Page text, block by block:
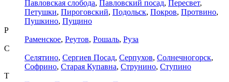
Павловская слобода, Павловский посад, Пересвет,
Петушки, Пироговский, Подольск, Покров, Протвино,
Пушкино, Пущино
Р
Раменское, Реутов, Рошаль, Руза
С
Селятино, Сергиев Посад, Серпухов, Солнечногорск,
Софрино, Старая Купавна, Струнино, Ступино
Т